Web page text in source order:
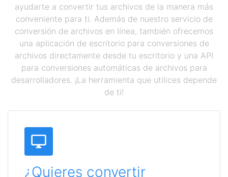
ayudarte a convertir tus archivos de la manera más
conveniente para ti. Además de nuestro servicio de
conversión de archivos en línea, también ofrecemos
una aplicación de escritorio para conversiones de
archivos directamente desde tu escritorio y una API
para conversiones automáticas de archivos para
desarrolladores. ¡La herramienta que utilices depende
de ti!
¿Quieres convertir